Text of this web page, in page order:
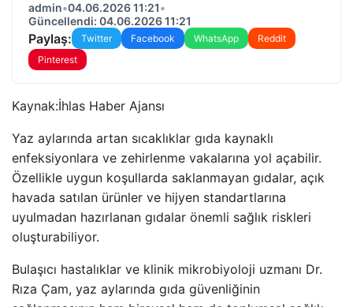
admin•04.06.2026 11:21•
Güncellendi: 04.06.2026 11:21
Paylaş: Twitter Facebook WhatsApp
Reddit
Pinterest
Kaynak:İhlas Haber Ajansı
Yaz aylarında artan sıcaklıklar gıda kaynaklı
enfeksiyonlara ve zehirlenme vakalarına yol açabilir.
Özellikle uygun koşullarda saklanmayan gıdalar, açık
havada satılan ürünler ve hijyen standartlarına
uyulmadan hazırlanan gıdalar önemli sağlık riskleri
oluşturabiliyor.
Bulaşıcı hastalıklar ve klinik mikrobiyoloji uzmanı Dr.
Rıza Çam, yaz aylarında gıda güvenliğinin